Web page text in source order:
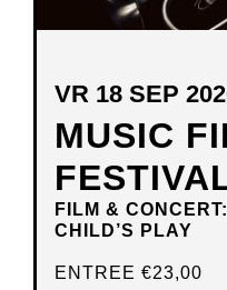
MUSIC
FILM &
CHILD’S PLAY
VR 18 SEP
ENTREE €23,00